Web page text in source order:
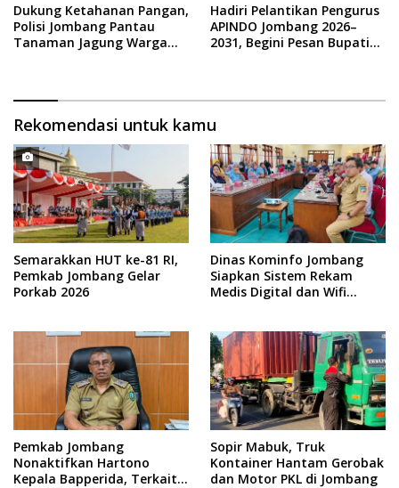
Dukung Ketahanan Pangan,
Polisi Jombang Pantau
Tanaman Jagung Warga
Hadiri Pelantikan Pengurus
APINDO Jombang 2026–
2031, Begini Pesan Bupati
Rekomendasi untuk kamu
Semarakkan HUT ke-81 RI,
Pemkab Jombang Gelar
Porkab 2026
Dinas Kominfo Jombang
Siapkan Sistem Rekam
Medis Digital dan Wifi
Pemkab Jombang
Nonaktifkan Hartono
Kepala Bapperida, Terkait
Sopir Mabuk, Truk
Kontainer Hantam Gerobak
dan Motor PKL di Jombang